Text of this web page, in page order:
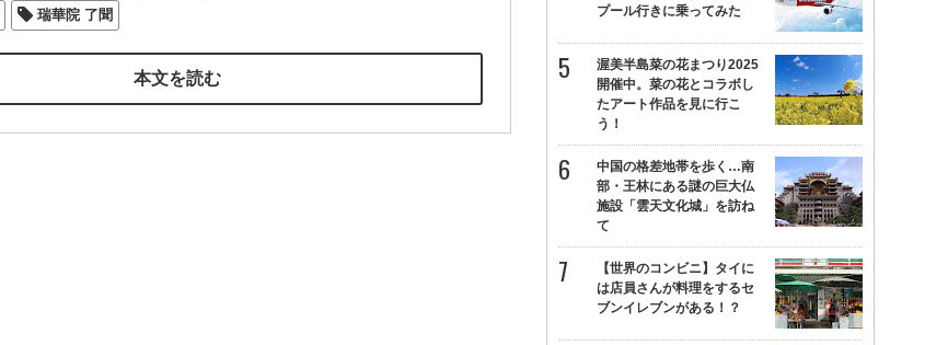
瑞華院 了聞
本文を読む
プール行きに乗ってみた
渥美半島菜の花まつり2025
開催中。菜の花とコラボし
たアート作品を見に行こ
う！
中国の格差地帯を歩く…南
部・王林にある謎の巨大仏
施設「雲天文化城」を訪ね
て
【世界のコンビニ】タイに
は店員さんが料理をするセ
ブンイレブンがある！？